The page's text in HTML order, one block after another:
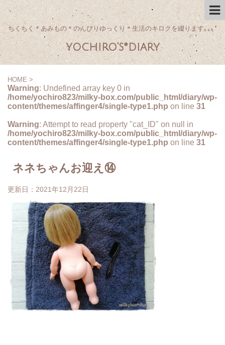
ちくちく＊あみもの＊のんびりゆっくり＊生活のキロクを綴ります｡｡｡*
yochiro's*diary
HOME >
Warning: Undefined array key 0 in
/home/yochiro823/milky-box.com/public_html/diary/wp-
content/themes/affinger4/single-type1.php on line 31
Warning: Attempt to read property "cat_ID" on null in
/home/yochiro823/milky-box.com/public_html/diary/wp-
content/themes/affinger4/single-type1.php on line 31
ネネちゃんお迎え⑭
更新日： 2021年12月22日